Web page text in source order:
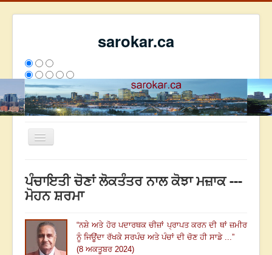
sarokar.ca
Toggle
ਰਚਨਾਵਾਂ
ਸੰਪਰਕ
We have 152 guests and no members online
ਪੰਚਾਇਤੀ ਚੋਣਾਂ ਲੋਕਤੰਤਰ ਨਾਲ ਕੋਝਾ ਮਜ਼ਾਕ ---
ਮੋਹਨ ਸ਼ਰਮਾ
“ਨਸ਼ੇ ਅਤੇ ਹੋਰ ਪਦਾਰਥਕ ਚੀਜ਼ਾਂ ਪ੍ਰਾਪਤ ਕਰਨ ਦੀ ਥਾਂ ਜ਼ਮੀਰ
ਨੂੰ ਜਿਊਂਦਾ ਰੱਖਕੇ ਸਰਪੰਚ ਅਤੇ ਪੰਚਾਂ ਦੀ ਚੋਣ ਹੀ ਸਾਡੇ ...”
(8 ਅਕਤੂਬਰ 2024)